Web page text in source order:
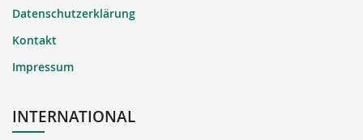
Datenschutzerklärung
Kontakt
Impressum
INTERNATIONAL